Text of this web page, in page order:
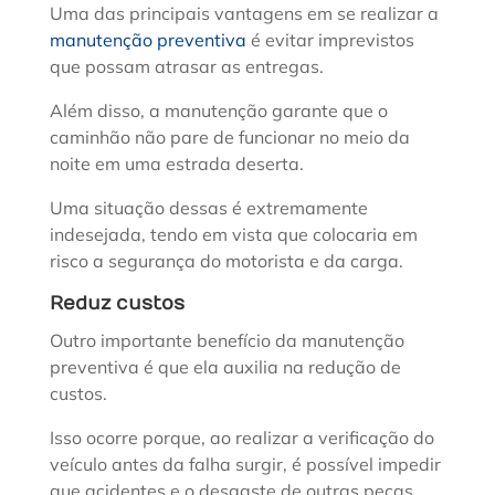
Uma das principais vantagens em se realizar a
manutenção preventiva é evitar imprevistos
que possam atrasar as entregas.
Além disso, a manutenção garante que o
caminhão não pare de funcionar no meio da
noite em uma estrada deserta.
Uma situação dessas é extremamente
indesejada, tendo em vista que colocaria em
risco a segurança do motorista e da carga.
Reduz custos
Outro importante benefício da manutenção
preventiva é que ela auxilia na redução de
custos.
Isso ocorre porque, ao realizar a verificação do
veículo antes da falha surgir, é possível impedir